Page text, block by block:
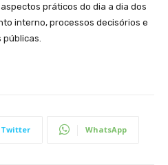
práticos do dia a dia dos
interno, processos decisórios e
Twitter WhatsApp